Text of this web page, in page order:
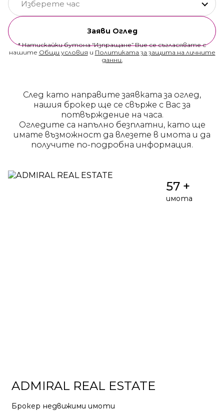
Изберете час
Заяви Оглед
* Натискайки бутона “Изпращане” Вие се съгласявате с
нашите Общи условия и Политиката за защита на личните
данни.
След като направите заявката за оглед,
нашия брокер ще се свърже с Вас за
потвърждение на часа.
Огледите са напълно безплатни, като ще
имате възможност да влезете в имота и да
получите по-подробна информация.
57 +
имота
ADMIRAL REAL ESTATE
Брокер недвижими имоти